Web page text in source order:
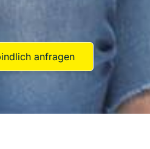
anfragen